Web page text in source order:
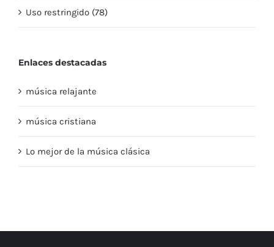
Uso restringido (78)
Enlaces destacadas
música relajante
música cristiana
Lo mejor de la música clásica